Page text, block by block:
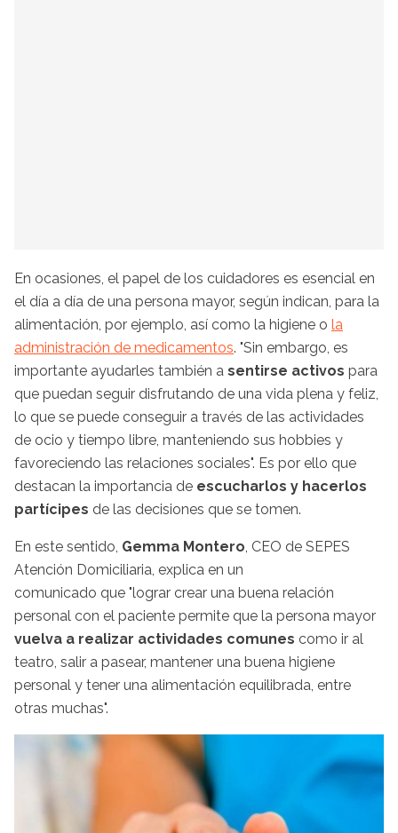
En ocasiones, el papel de los cuidadores es esencial en
el día a día de una persona mayor, según indican, para la
alimentación, por ejemplo, así como la higiene o la
administración de medicamentos. "Sin embargo, es
importante ayudarles también a sentirse activos para
que puedan seguir disfrutando de una vida plena y feliz,
lo que se puede conseguir a través de las actividades
de ocio y tiempo libre, manteniendo sus hobbies y
favoreciendo las relaciones sociales". Es por ello que
destacan la importancia de escucharlos y hacerlos
partícipes de las decisiones que se tomen.
En este sentido, Gemma Montero, CEO de SEPES
Atención Domiciliaria, explica en un
comunicado que "lograr crear una buena relación
personal con el paciente permite que la persona mayor
vuelva a realizar actividades comunes como ir al
teatro, salir a pasear, mantener una buena higiene
personal y tener una alimentación equilibrada, entre
otras muchas".